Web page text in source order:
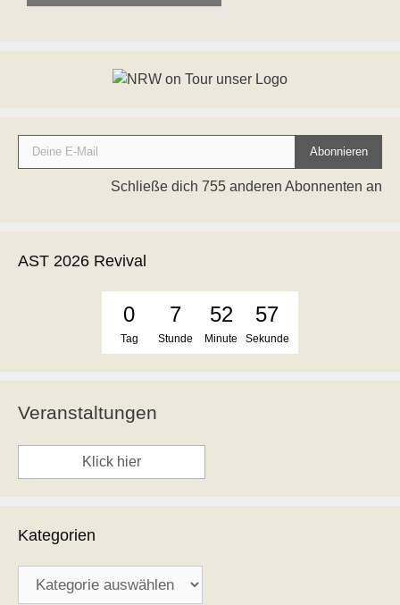
Deine E-Mail
Abonnieren
Schließe dich 755 anderen Abonnenten an
AST 2026 Revival
0
Tag
7
Stunde
52
Minute
57
Sekunde
Veranstaltungen
Klick hier
Kategorien